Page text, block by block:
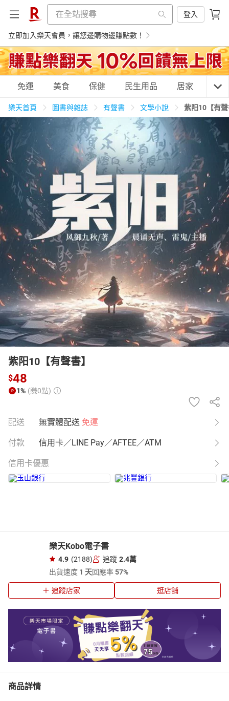
登入
立即加入樂天會員，讓您邊購物邊賺點數！
購物網分類
天天免運 美食蛋糕 養生保健 民生用品
居家生活 3C家電 親子玩具
女裝 男裝 化妝保養 情趣用品
日本購物 電子/紙本書
HOT
免運 美食 保健 民生用品 居家 3C
樂天首頁 圖書與雜誌 有聲書 文學小說 紫阳10【有
紫阳10【有聲書】
$48
1% (賺0點)
配送 無實體配送 免運
付款 信用卡／LINE Pay／AFTEE／ATM
信用卡優惠
樂天Kobo電子書
4.9 (2188) 追蹤 2.4萬
出貨速度 1 天回應率57%
追蹤店家 逛店舖
商品詳情